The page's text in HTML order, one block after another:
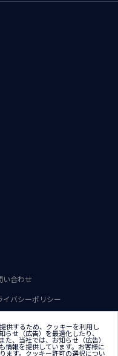
い合わせ
イバシーポリシー
供するため、クッキーを利用し
らせ（広告）を最適化したり、
た、当社では、お知らせ（広告）
情報を提供しています。お客様に
ます。クッキー許可の選択につい